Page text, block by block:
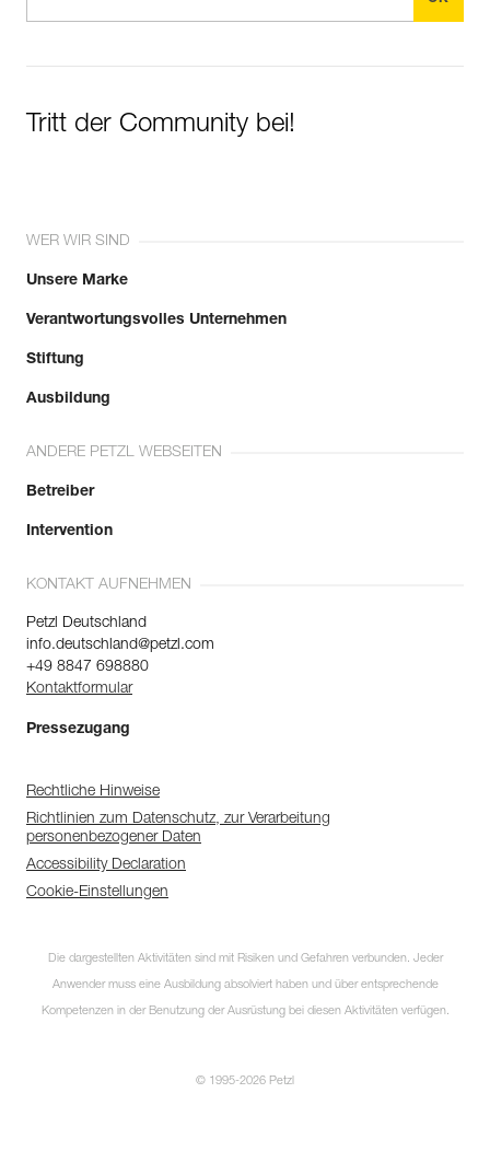
Tritt der Community bei!
WER WIR SIND
Unsere Marke
Verantwortungsvolles Unternehmen
Stiftung
Ausbildung
ANDERE PETZL WEBSEITEN
Betreiber
Intervention
KONTAKT AUFNEHMEN
Petzl Deutschland
info.deutschland@petzl.com
+49 8847 698880
Kontaktformular
Pressezugang
Rechtliche Hinweise
Richtlinien zum Datenschutz, zur Verarbeitung
personenbezogener Daten
Accessibility Declaration
Cookie-Einstellungen
Die dargestellten Aktivitäten sind mit Risiken und Gefahren verbunden. Jeder
Anwender muss eine Ausbildung absolviert haben und über entsprechende
Kompetenzen in der Benutzung der Ausrüstung bei diesen Aktivitäten verfügen.
© 1995-2026 Petzl